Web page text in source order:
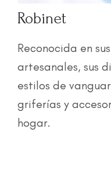
Robinet
Reconocida en
artesanales, sus
estilos de
griferías y
hogar.